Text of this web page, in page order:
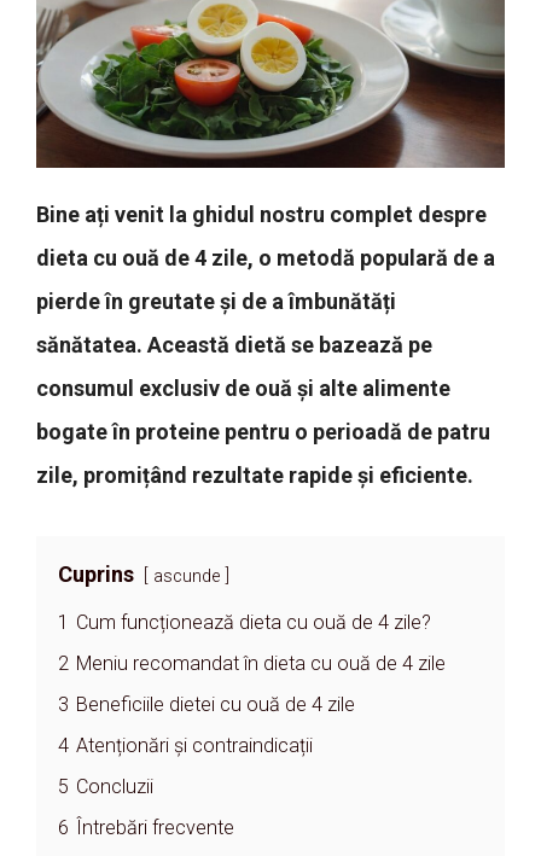
Bine ați venit la ghidul nostru complet despre
dieta cu ouă de 4 zile, o metodă populară de a
pierde în greutate și de a îmbunătăți
sănătatea. Această dietă se bazează pe
consumul exclusiv de ouă și alte alimente
bogate în proteine pentru o perioadă de patru
zile, promițând rezultate rapide și eficiente.
Cuprins ascunde
1 Cum funcționează dieta cu ouă de 4 zile?
2 Meniu recomandat în dieta cu ouă de 4 zile
3 Beneficiile dietei cu ouă de 4 zile
4 Atenționări și contraindicații
5 Concluzii
6
Întrebări frecvente